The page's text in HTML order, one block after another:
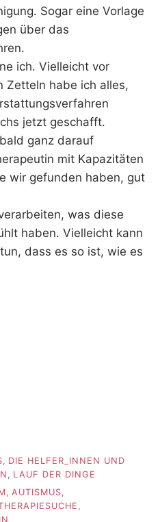
Sogar eine Vorlage
über das
ich. Vielleicht vor
Zetteln habe ich alles,
jetzt geschafft.
ganz darauf
mit Kapazitäten
wir gefunden haben, gut
was diese
haben. Vielleicht kann
dass es so ist, wie es
DIE HELFER_INNEN UND
LAUF DER DINGE
, AUTISMUS,
,